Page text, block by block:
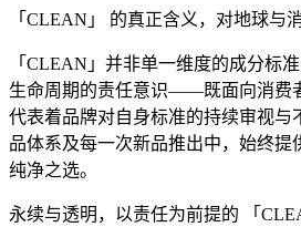
「CLEAN」 的真正含义，对地球与
「CLEAN」并非单一维度的成分标
生命周期的责任意识——既面向消费
代表着品牌对自身标准的持续审视与
品体系及每一次新品推出中，始终提
纯净之选。
永续与透明，以责任为前提的 「